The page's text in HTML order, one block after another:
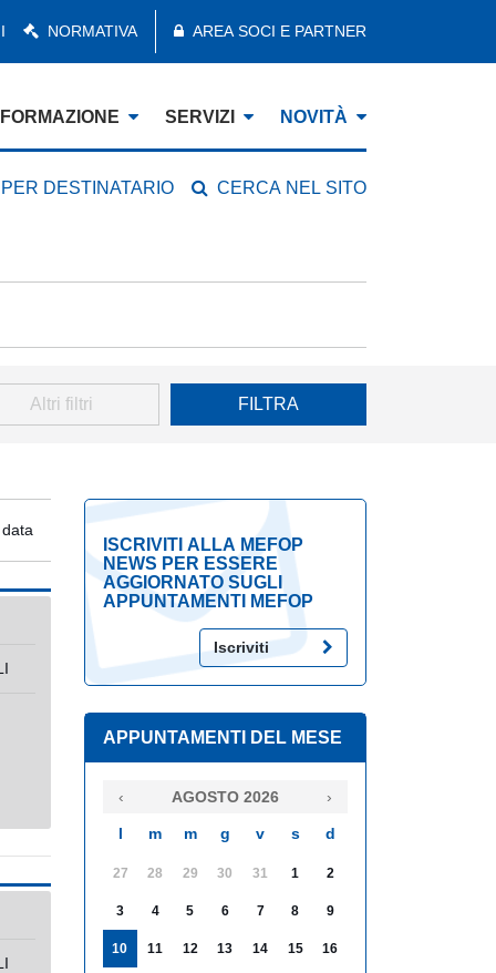
NORMATIVA AREA SOCI E PARTNER
FORMAZIONE SERVIZI NOVITÀ
DESTINATARIO CERCA NEL SITO
Altri filtri FILTRA
ISCRIVITI ALLA MEFOP
NEWS PER ESSERE
AGGIORNATO SUGLI
APPUNTAMENTI MEFOP
Iscriviti
APPUNTAMENTI DEL MESE
‹ AGOSTO 2026 ›
l m m g v s d
27 28 29 30 31 1 2
3 4 5 6 7 8 9
10 11 12 13 14 15 16